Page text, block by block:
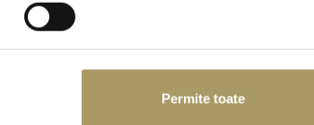
Permite toate
ACTYON